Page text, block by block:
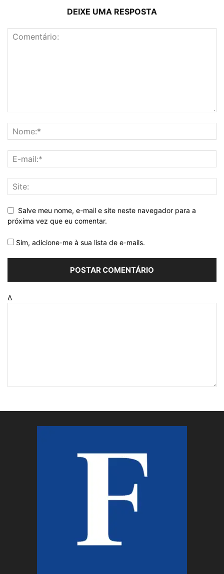
DEIXE UMA RESPOSTA
Salve meu nome, e-mail e site neste navegador para a
próxima vez que eu comentar.
Sim, adicione-me à sua lista de e-mails.
Δ